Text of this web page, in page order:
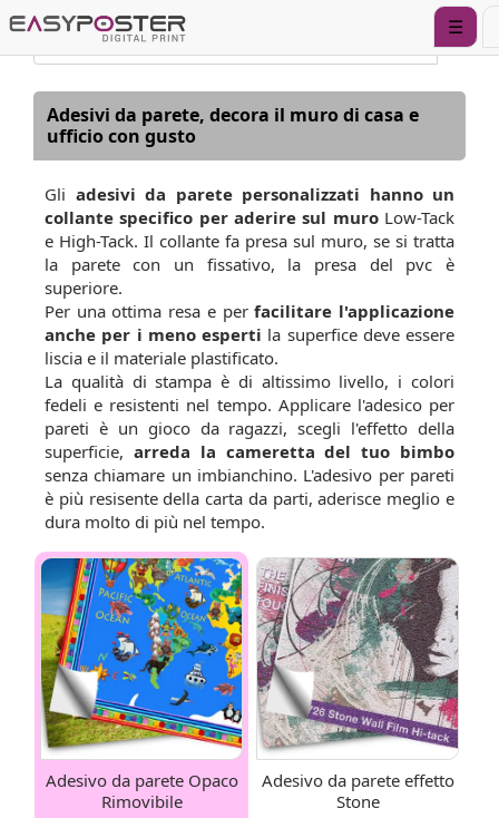
☰
Adesivi da parete, decora il muro di casa e
ufficio con gusto
Gli adesivi da parete personalizzati hanno un
collante specifico per aderire sul muroLow-Tack
e High-Tack. Il collante fa presa sul muro, se si tratta
la parete con un fissativo, la presa del pvc è
superiore.
Per una ottima resa e perfacilitare l'applicazione
anche per i meno esperti la superfice deve essere
liscia e il materiale plastificato.
La qualità di stampa è di altissimo livello, i colori
fedeli e resistenti nel tempo. Applicare l'adesico per
pareti è un gioco da ragazzi, scegli l'effetto della
superficie, arreda la cameretta del tuo bimbo
senza chiamare un imbianchino. L'adesivo per pareti
è più resisente della carta da parti, aderisce meglio e
dura molto di più nel tempo.
Adesivo da parete Opaco
Rimovibile
Adesivo da parete effetto
Stone